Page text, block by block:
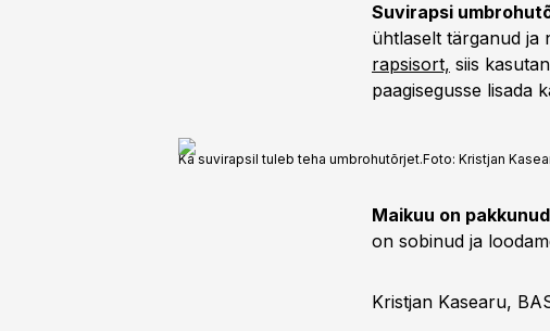
Suvirapsi
ühtlaselt tärganud ja
rapsisort, siis
paagisegusse lisada
Ka suvirapsil tuleb teha umbrohutõrjet.Foto: Kristjan
Maikuu on
on sobinud ja
Kristjan Kasearu,